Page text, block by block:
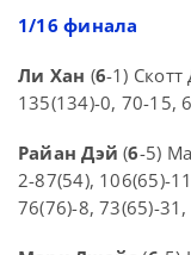
1/16 финала
Ли Хан (6-1)
135(134)-0, 70-15,
Райан Дэй (6-5)
2-87(54), 106(65)-
76(76)-8, 73(65)-